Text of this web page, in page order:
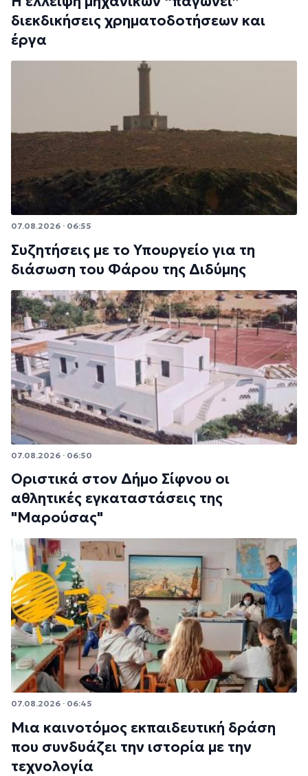
διεκδικήσεις χρηματοδοτήσεων και
έργα
07.08.2026 · 06:55
Συζητήσεις με το Υπουργείο για τη
διάσωση του Φάρου της Διδύμης
07.08.2026 · 06:50
Οριστικά στον Δήμο Σίφνου οι
αθλητικές εγκαταστάσεις της
"Μαρούσας"
07.08.2026 · 06:45
Μια καινοτόμος εκπαιδευτική δράση
που συνδυάζει την ιστορία με την
τεχνολογία